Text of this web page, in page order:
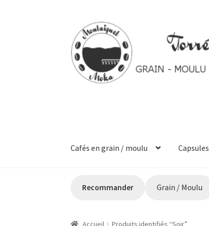
Aller
à
la
navigation
Aller
au
contenu
Cafés en grain / moulu Capsules
Recommander Grain / Moulu